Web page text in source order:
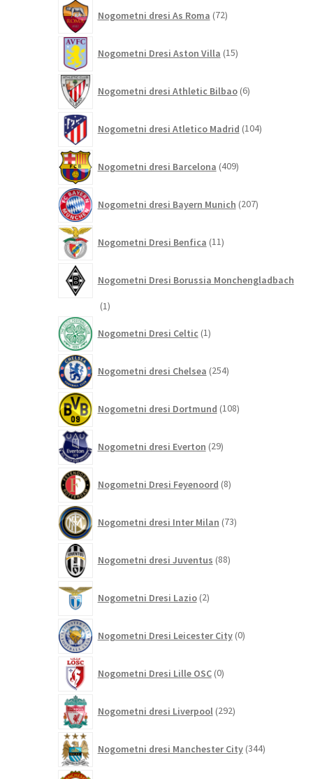
Nogometni dresi As Roma 72izdelkov
Nogometni Dresi Aston Villa 15izdelkov
Nogometni dresi Athletic Bilbao 6izdelkov
Nogometni dresi Atletico Madrid 104izdelki
Nogometni dresi Barcelona 409izdelkov
Nogometni dresi Bayern Munich 207izdelkov
Nogometni Dresi Benfica 11izdelkov
Nogometni Dresi Borussia Monchengladbach
11
Nogometni Dresi Celtic 1izdelek
Nogometni dresi Chelsea 254izdelkov
Nogometni dresi Dortmund 108izdelkov
Nogometni dresi Everton 29izdelkov
Nogometni Dresi Feyenoord 8izdelkov
Nogometni dresi Inter Milan 73izdelkov
Nogometni dresi Juventus 88izdelkov
Nogometni Dresi Lazio 2izdelka
Nogometni Dresi Leicester City 0izdelkov
Nogometni Dresi Lille OSC 0izdelkov
Nogometni dresi Liverpool 292izdelkov
Nogometni dresi Manchester City 344izdelkov